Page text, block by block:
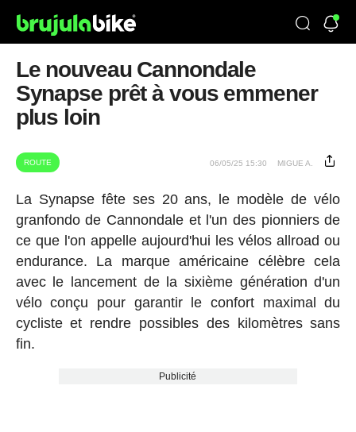
Le nouveau Cannondale
Synapse prêt à vous emmener
plus loin
ROUTE 06/05/25 15:30 MIGUE A.
La Synapse fête ses 20 ans, le modèle de vélo
granfondo de Cannondale et l'un des pionniers de
ce que l'on appelle aujourd'hui les vélos allroad ou
endurance. La marque américaine célèbre cela
avec le lancement de la sixième génération d'un
vélo conçu pour garantir le confort maximal du
cycliste et rendre possibles des kilomètres sans
fin.
Publicité